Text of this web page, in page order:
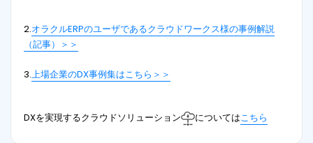
2.オラクルERPのユーザであるクラウドワークス様の事例解説
（記事）＞＞
3.上場企業のDX事例集はこちら＞＞
DXを実現するクラウドソリューション についてはこちら